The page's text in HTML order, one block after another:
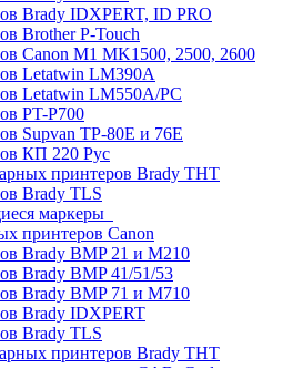
Brady IDXPERT, ID PRO
Brother P-Touch
Canon M1 MK1500, 2500, 2600
Letatwin LM390A
Letatwin LM550A/PC
PT-P700
Supvan TP-80E и 76E
КП 220 Рус
принтеров Brady THT
Brady TLS
маркеры
принтеров Canon
Brady BMP 21 и M210
Brady BMP 41/51/53
Brady BMP 71 и M710
Brady IDXPERT
Brady TLS
принтеров Brady THT